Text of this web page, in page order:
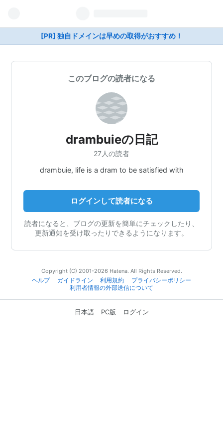
[PR] 独自ドメインは早めの取得がおすすめ！
このブログの読者になる
drambuieの日記
27人の読者
drambuie, life is a dram to be satisfied with
ログインして読者になる
読者になると、ブログの更新を簡単にチェックしたり、
更新通知を受け取ったりできるようになります。
Copyright (C) 2001-2026 Hatena. All Rights Reserved.
ヘルプ
ガイドライン 利用規約
プライバシーポリシー
利用者情報の外部送信について
日本語 PC版 ログイン